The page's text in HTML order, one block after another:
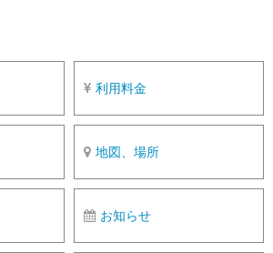
利用料金
地図、場所
お知らせ